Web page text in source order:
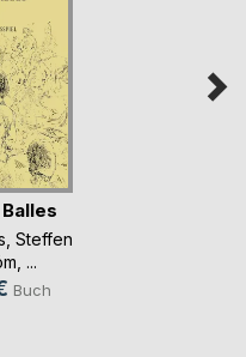
Steffen
, ...
Buch